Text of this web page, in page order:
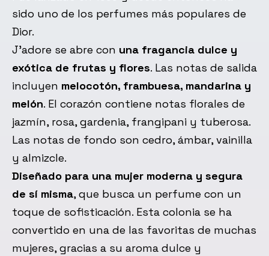
sido uno de los perfumes más populares de
Dior.
J’adore se abre con una fragancia dulce y
exótica de frutas y flores. Las notas de salida
incluyen melocotón, frambuesa, mandarina y
melón. El corazón contiene notas florales de
jazmín, rosa, gardenia, frangipani y tuberosa.
Las notas de fondo son cedro, ámbar, vainilla
y almizcle.
Diseñado para una mujer moderna y segura
de sí misma, que busca un perfume con un
toque de sofisticación. Esta colonia se ha
convertido en una de las favoritas de muchas
mujeres, gracias a su aroma dulce y